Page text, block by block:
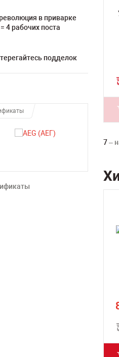
в приварке
4 рабочих поста
подделок
7–